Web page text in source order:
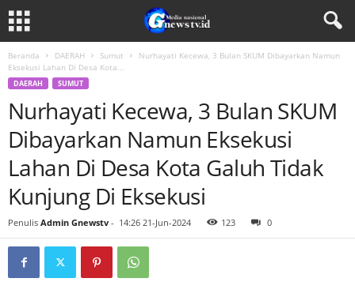
Beranda DAERAH Sumut
Nurhayati Kecewa, 3 Bulan SKUM Dibayarkan Namun
Eksekusi Lahan Di Desa Kota...
DAERAH SUMUT
Nurhayati Kecewa, 3 Bulan SKUM
Dibayarkan Namun Eksekusi
Lahan Di Desa Kota Galuh Tidak
Kunjung Di Eksekusi
Penulis Admin Gnewstv - 14:26 21-Jun-2024 123 0